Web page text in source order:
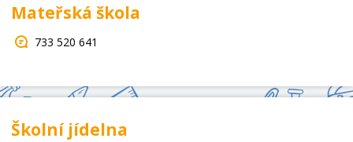
Mateřská škola
733 520 641
Školní jídelna